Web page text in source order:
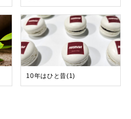
10年はひと昔(1)